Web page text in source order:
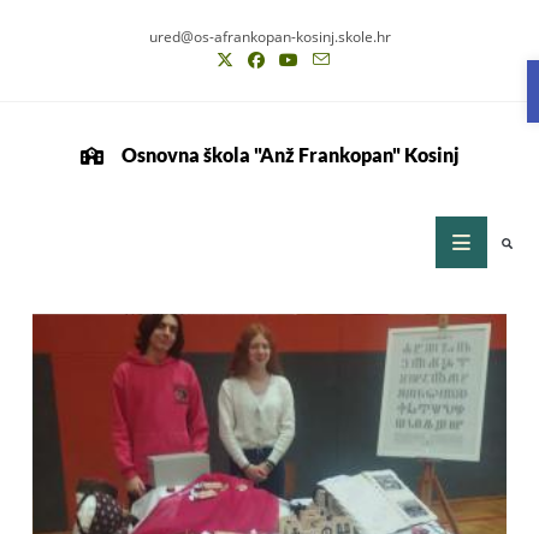
ured@os-afrankopan-kosinj.skole.hr
Osnovna škola "Anž Frankopan" Kosinj